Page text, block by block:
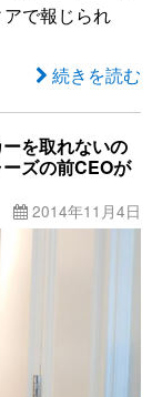
で報じられ
続きを読む
を取れないの
ズの前CEOが
2014年11月4日